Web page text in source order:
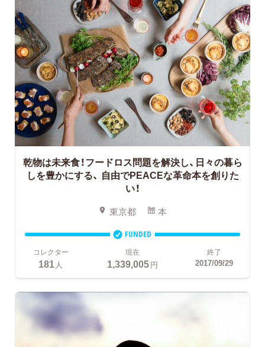
乾物は未来食！フードロス問題を解決し、日々の暮ら
しを豊かにする、 自由でPEACEな革命本を創りた
い！
東京都 本
FUNDED
コレクター
181 人
現在
1,339,005円
終了
2017/09/29